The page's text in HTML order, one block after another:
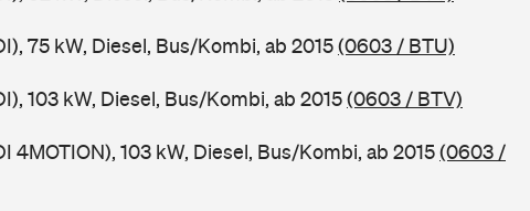
75 kW, Diesel, Bus/Kombi, ab 2015(0603 / BTU)
103 kW, Diesel, Bus/Kombi, ab 2015(0603 / BTV)
4MOTION), 103 kW, Diesel, Bus/Kombi, ab 2015(0603 /